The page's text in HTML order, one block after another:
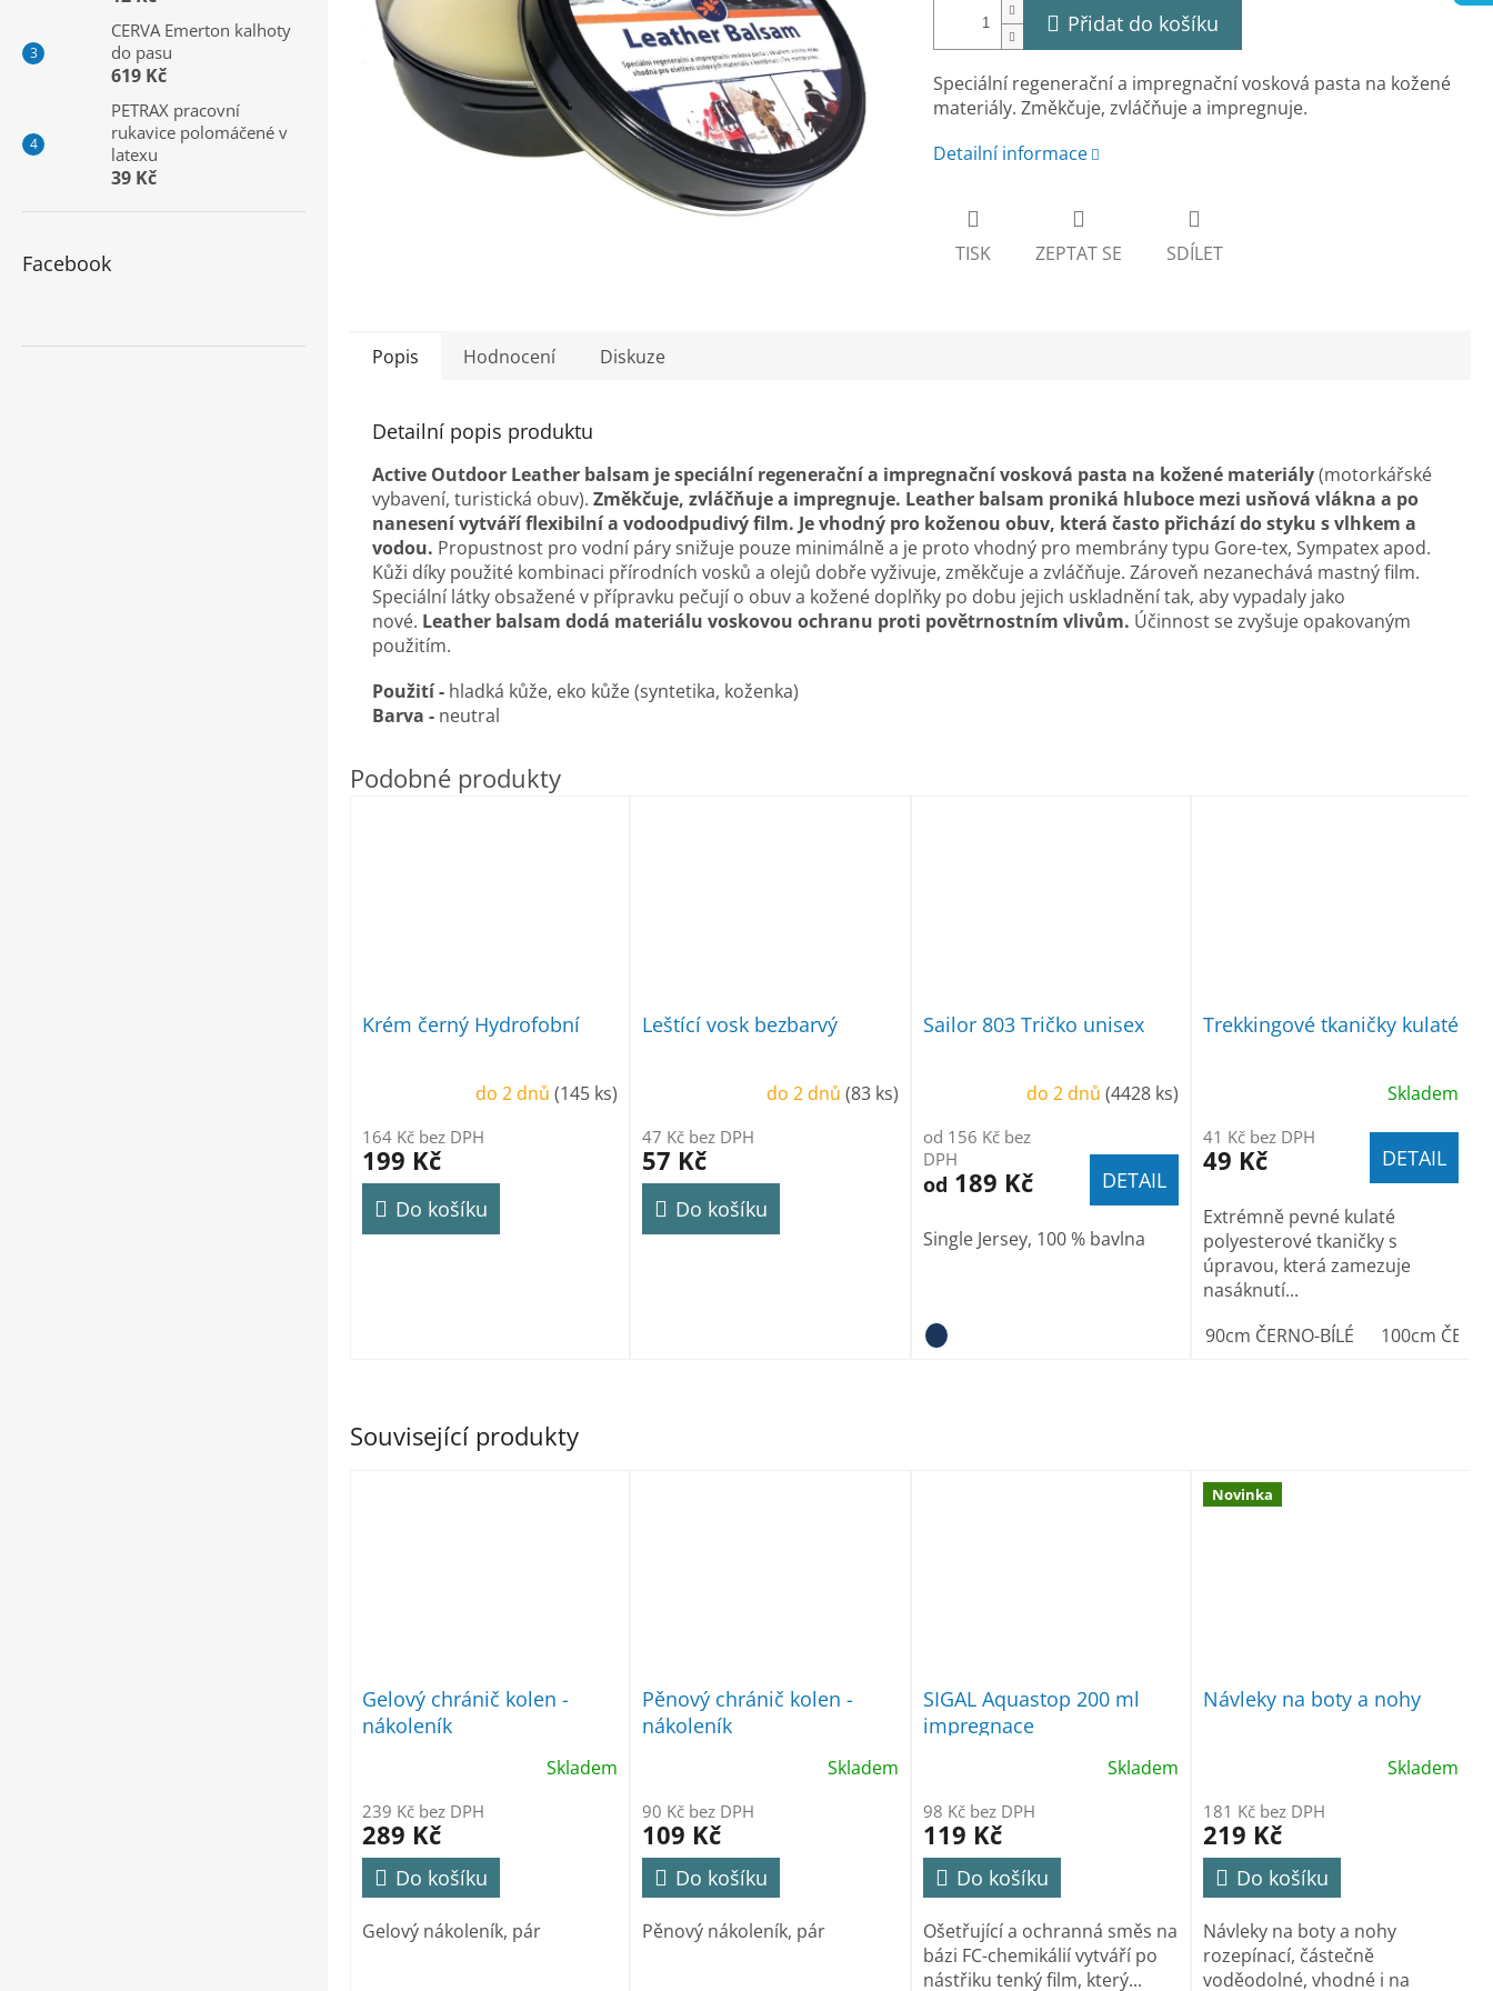
CERVA Emerton kalhoty
do pasu
619 Kč
PETRAX pracovní
rukavice polomáčené v
latexu
39 Kč
Facebook
Přidat do košíku
Speciální regenerační a impregnační vosková pasta na kožené
materiály. Změkčuje, zvláčňuje a impregnuje.
Detailní informace
TISK ZEPTAT SE SDÍLET
Související produkty
Gelový chránič kolen -
nákoleník
Skladem
239 Kč bez DPH
289 Kč
Do košíku
Gelový nákoleník, pár
Pěnový chránič kolen -
nákoleník
Skladem
90 Kč bez DPH
109 Kč
Do košíku
Pěnový nákoleník, pár
SIGAL Aquastop 200 ml
impregnace
Skladem
98 Kč bez DPH
119 Kč
Do košíku
Ošetřující a ochranná směs na
bázi FC-chemikálií vytváří po
nástřiku tenký film, který...
Novinka
Návleky na boty a nohy
Skladem
181 Kč bez DPH
219 Kč
Do košíku
Návleky na boty a nohy
rozepínací, částečně
voděodolné, vhodné i na
Popis Hodnocení Diskuze
Detailní popis produktu
Active Outdoor Leather balsam je speciální regenerační a impregnační vosková pasta na kožené materiály(motorkářské
vybavení, turistická obuv). Změkčuje, zvláčňuje a impregnuje. Leather balsam proniká hluboce mezi usňová vlákna a po
nanesení vytváří flexibilní a vodoodpudivý film. Je vhodný pro koženou obuv, která často přichází do styku s vlhkem a
vodou. Propustnost pro vodní páry snižuje pouze minimálně a je proto vhodný pro membrány typu Gore-tex, Sympatex apod.
Kůži díky použité kombinaci přírodních vosků a olejů dobře vyživuje, změkčuje a zvláčňuje. Zároveň nezanechává mastný film.
Speciální látky obsažené v přípravku pečují o obuv a kožené doplňky po dobu jejich uskladnění tak, aby vypadaly jako
nové. Leather balsam dodá materiálu voskovou ochranu proti povětrnostním vlivům. Účinnost se zvyšuje opakovaným
použitím.
Použití - hladká kůže, eko kůže (syntetika, koženka)
Barva - neutral
Krém černý Hydrofobní
do 2 dnů(145 ks)
164 Kč bez DPH
199 Kč
Do košíku
Leštící vosk bezbarvý
do 2 dnů (83 ks)
47 Kč bez DPH
57 Kč
Do košíku
Sailor 803 Tričko unisex
do 2 dnů (4428 ks)
od 156 Kč bez
DPH
od 189 Kč DETAIL
Single Jersey, 100 % bavlna
Trekkingové tkaničky kulaté
Skladem
41 Kč bez DPH
49 Kč DETAIL
Extrémně pevné kulaté
polyesterové tkaničky s
úpravou, která zamezuje
nasáknutí...
90cm ČERNO-BÍLÉ
100cm